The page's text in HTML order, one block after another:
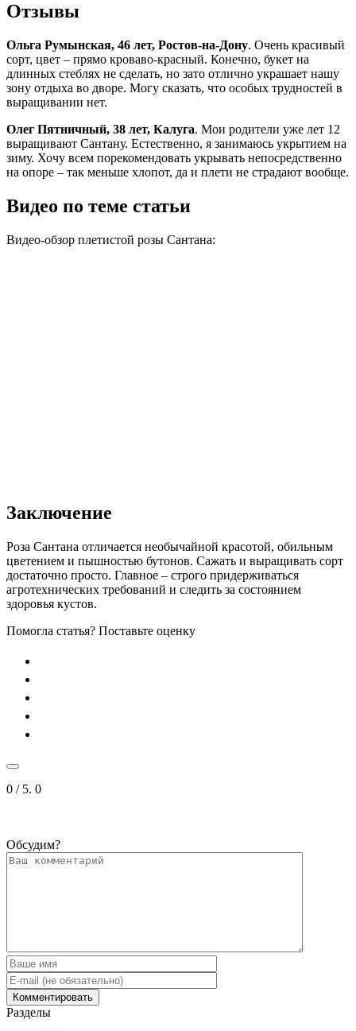
Отзывы
Ольга Румынская, 46 лет, Ростов-на-Дону. Очень красивый
сорт, цвет – прямо кроваво-красный. Конечно, букет на
длинных стеблях не сделать, но зато отлично украшает нашу
зону отдыха во дворе. Могу сказать, что особых трудностей в
выращивании нет.
Олег Пятничный, 38 лет, Калуга. Мои родители уже лет 12
выращивают Сантану. Естественно, я занимаюсь укрытием на
зиму. Хочу всем порекомендовать укрывать непосредственно
на опоре – так меньше хлопот, да и плети не страдают вообще.
Видео по теме статьи
Видео-обзор плетистой розы Сантана:
Заключение
Роза Сантана отличается необычайной красотой, обильным
цветением и пышностью бутонов. Сажать и выращивать сорт
достаточно просто. Главное – строго придерживаться
агротехнических требований и следить за состоянием
здоровья кустов.
Помогла статья? Поставьте оценку
0 / 5. 0
Обсудим?
Разделы